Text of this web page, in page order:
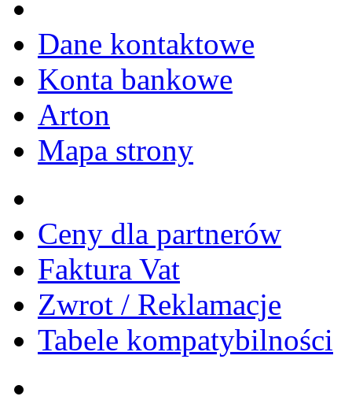
Dane kontaktowe
Konta bankowe
Arton
Mapa strony
Ceny dla partnerów
Faktura Vat
Zwrot / Reklamacje
Tabele kompatybilności